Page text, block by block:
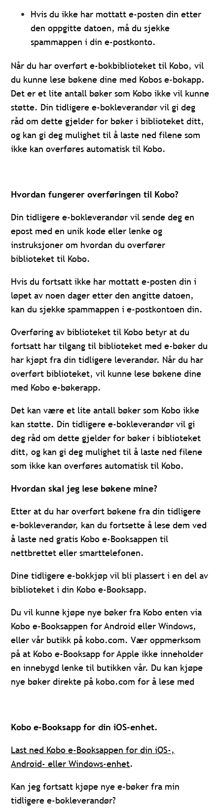
Hvis du ikke har mottatt e-posten din etter
den oppgitte datoen, må du sjekke
spammappen i din e-postkonto.
Når du har overført e-bokbiblioteket til Kobo, vil
du kunne lese bøkene dine med Kobos e-bokapp.
Det er et lite antall bøker som Kobo ikke vil kunne
støtte. Din tidligere e-bokleverandør vil gi deg
råd om dette gjelder for bøker i biblioteket ditt,
og kan gi deg mulighet til å laste ned filene som
ikke kan overføres automatisk til Kobo.
Hvordan fungerer overføringen til Kobo?
Din tidligere e-bokleverandør vil sende deg en
epost med en unik kode eller lenke og
instruksjoner om hvordan du overfører
biblioteket til Kobo.
Hvis du fortsatt ikke har mottatt e-posten din i
løpet av noen dager etter den angitte datoen,
kan du sjekke spammappen i e-postkontoen din.
Overføring av biblioteket til Kobo betyr at du
fortsatt har tilgang til biblioteket med e-bøker du
har kjøpt fra din tidligere leverandør. Når du har
overført biblioteket, vil kunne lese bøkene dine
med Kobo e-bøkerapp.
Det kan være et lite antall bøker som Kobo ikke
kan støtte. Din tidligere e-bokleverandør vil gi
deg råd om dette gjelder for bøker i biblioteket
ditt, og kan gi deg mulighet til å laste ned filene
som ikke kan overføres automatisk til Kobo.
Hvordan skal jeg lese bøkene mine?
Etter at du har overført bøkene fra din tidligere
e-bokleverandør, kan du fortsette å lese dem ved
å laste ned gratis Kobo e-Booksappen til
nettbrettet eller smarttelefonen.
Dine tidligere e-bokkjøp vil bli plassert i en del av
biblioteket i din Kobo e-Booksapp.
Du vil kunne kjøpe nye bøker fra Kobo enten via
Kobo e-Booksappen for Android eller Windows,
eller vår butikk på kobo.com. Vær oppmerksom
på at Kobo e-Booksapp for Apple ikke inneholder
en innebygd lenke til butikken vår. Du kan kjøpe
nye bøker direkte på kobo.com for å lese med
Kobo e-Booksapp for din iOS-enhet.
Last ned Kobo e-Booksappen for din iOS-,
Android- eller Windows-enhet.
Kan jeg fortsatt kjøpe nye e-bøker fra min
tidligere e-bokleverandør?